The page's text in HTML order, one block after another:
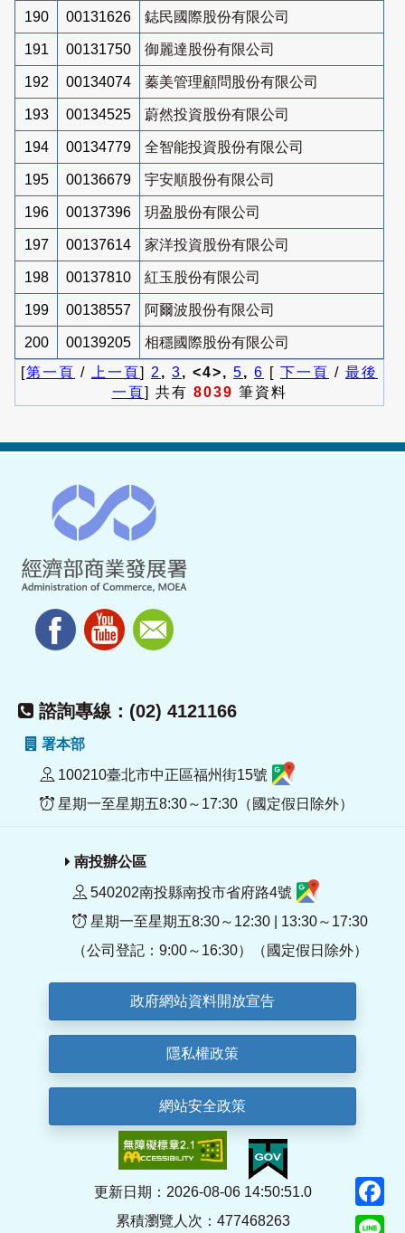
190 00131626 鋕民國際股份有限公司
191 00131750 御麗達股份有限公司
192 00134074 蓁美管理顧問股份有限公司
193 00134525 蔚然投資股份有限公司
194 00134779 全智能投資股份有限公司
195 00136679 宇安順股份有限公司
196 00137396 玥盈股份有限公司
197 00137614 家洋投資股份有限公司
198 00137810 紅玉股份有限公司
199 00138557 阿爾波股份有限公司
200 00139205
相穩國際股份有限公司
[第一頁 / 上一頁] 2 , 3, <4>, 5, 6 [ 下一頁 / 最後
一頁] 共有 8039 筆資料
諮詢專線：(02) 4121166
署本部
100210臺北市中正區福州街15號
星期一至星期五8:30～17:30（國定假日除外）
南投辦公區
540202南投縣南投市省府路4號
星期一至星期五8:30～12:30 | 13:30～17:30
（公司登記：9:00～16:30）（國定假日除外）
政府網站資料開放宣告
隱私權政策
網站安全政策
更新日期：2026-08-06 14:50:51.0
累積瀏覽人次：477468263